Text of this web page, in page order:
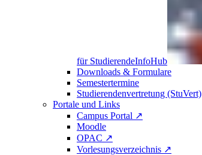
für StudierendeInfoHub
Downloads & Formulare
Semestertermine
Studierendenvertretung (StuVert)
Portale und Links
Campus Portal ↗
Moodle
OPAC ↗
Vorlesungsverzeichnis ↗